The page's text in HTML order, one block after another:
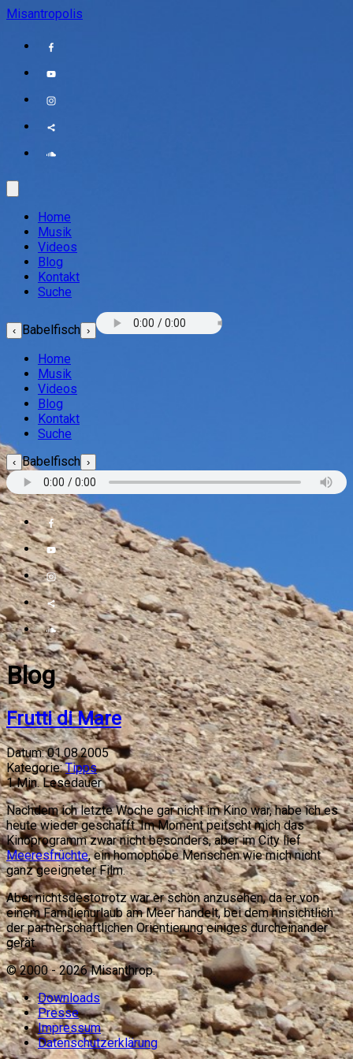
Misantropolis
Home
Musik
Videos
Blog
Kontakt
Suche
‹ Babelfisch ›
Home
Musik
Videos
Blog
Kontakt
Suche
‹ Babelfisch ›
Blog
Frutti di Mare
Datum: 01.08.2005
Kategorie: Tipps
1Min. Lesedauer
Nachdem ich letzte Woche gar nicht im Kino war, habe ich es
heute wieder geschafft. Im Moment peitscht mich das
Kinoprogramm zwar nicht besonders, aber im City lief
Meeresfrüchte, ein homophobe Menschen wie mich nicht
ganz geeigneter Film.
Aber nichtsdestotrotz war er schön anzusehen, da er von
einem Familienurlaub am Meer handelt, bei dem hinsichtlich
der partnerschaftlichen Orientierung einiges durcheinander
gerät.
© 2000 -2026Misanthrop.
Downloads
Presse
Impressum
Datenschutzerklärung